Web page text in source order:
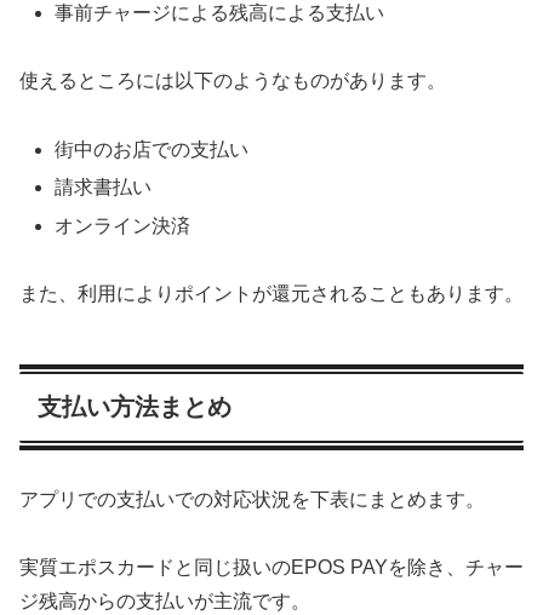
事前チャージによる残高による支払い
使えるところには以下のようなものがあります。
街中のお店での支払い
請求書払い
オンライン決済
また、利用によりポイントが還元されることもあります。
支払い方法まとめ
アプリでの支払いでの対応状況を下表にまとめます。
実質エポスカードと同じ扱いのEPOS PAYを除き、チャー
ジ残高からの支払いが主流です。